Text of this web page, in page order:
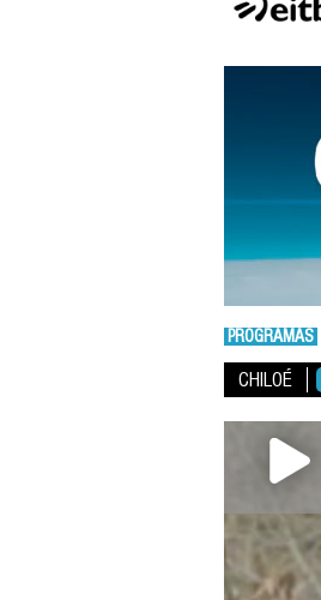
PROGRAMAS
CHILOÉ